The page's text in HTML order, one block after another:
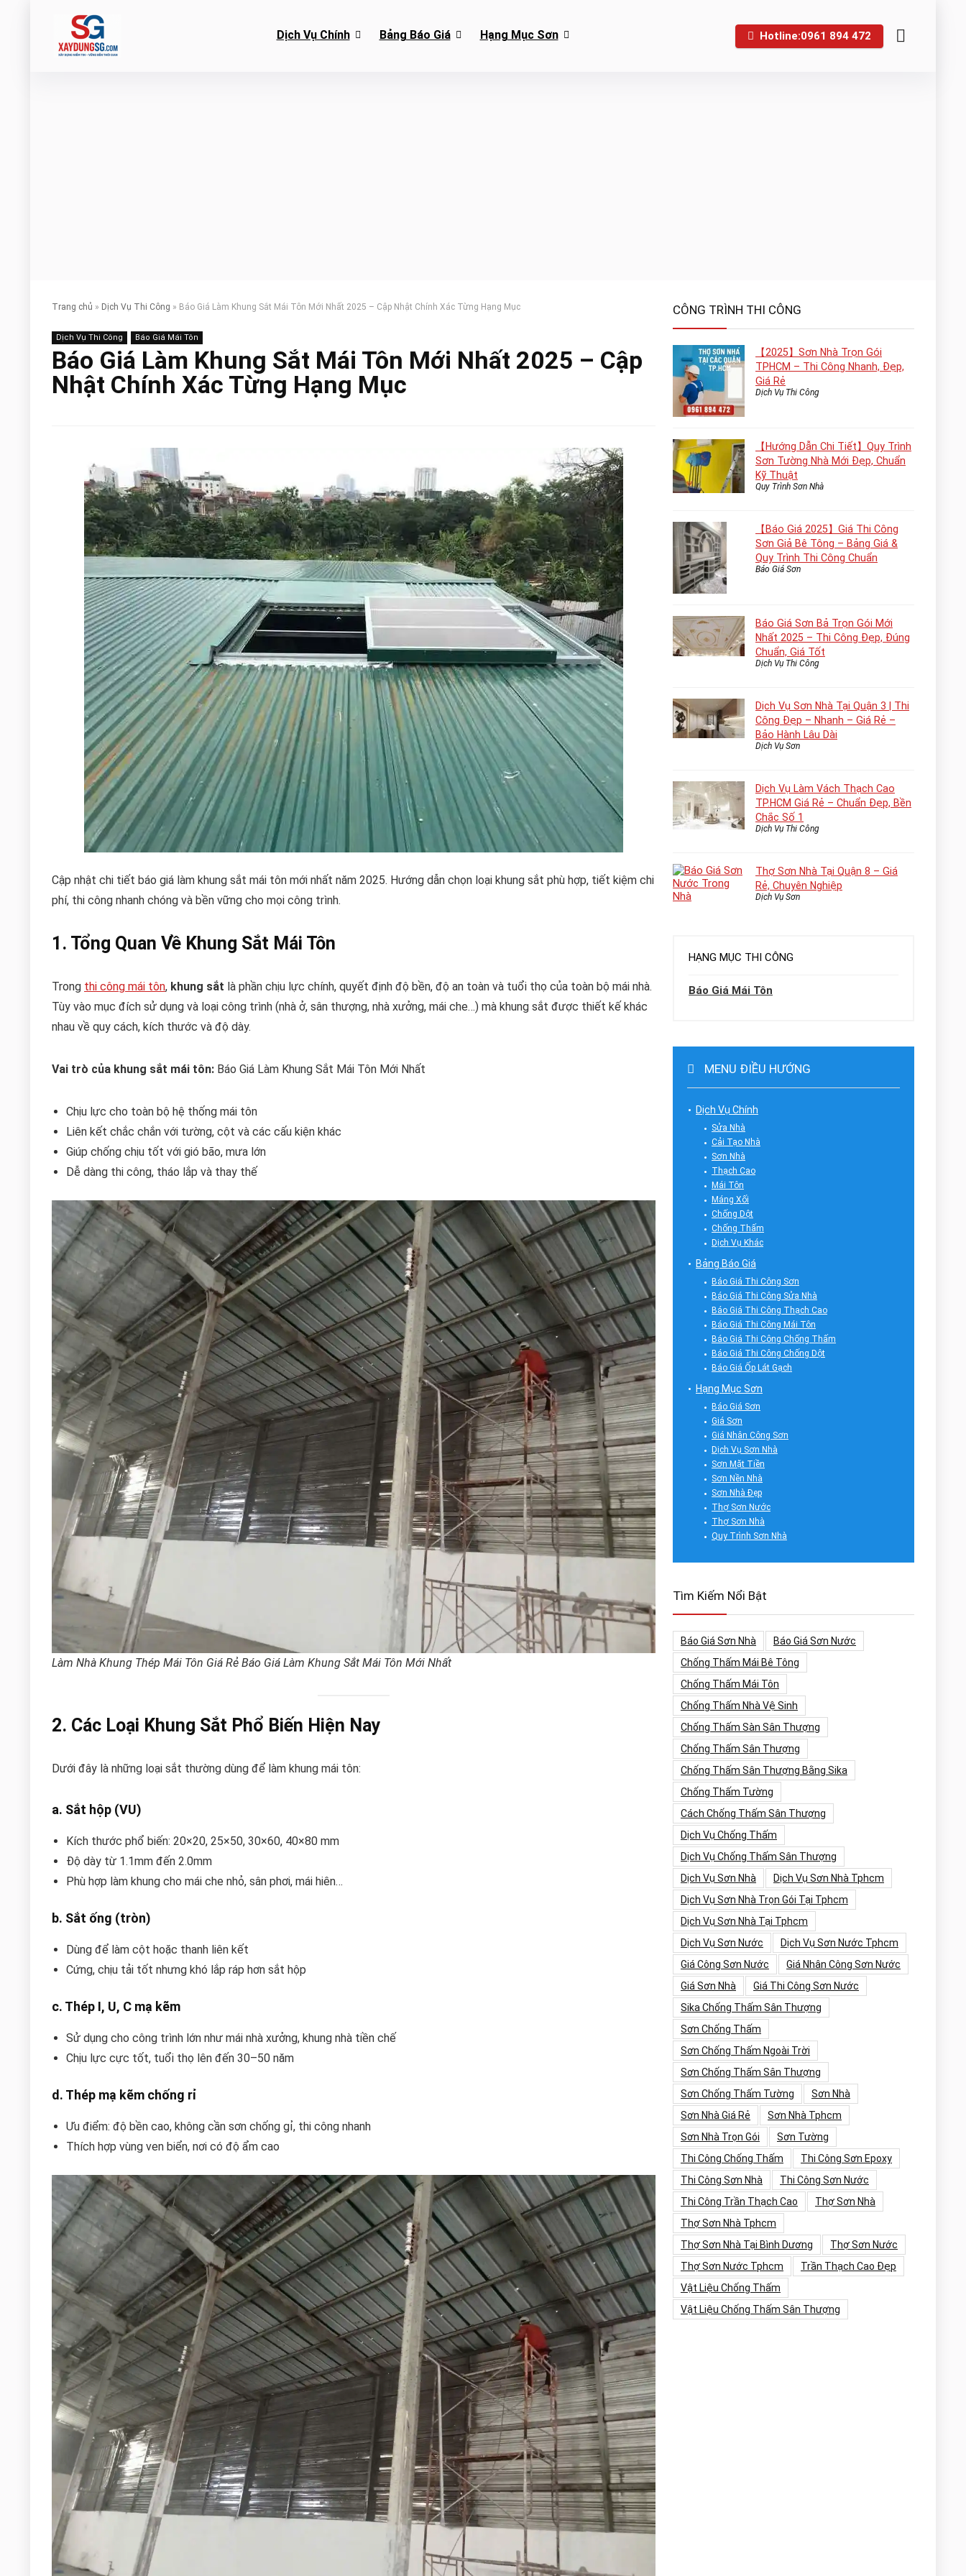
Dịch Vụ Chính Bảng Báo Giá Hạng Mục Sơn Hotline:0961 894 472
Trang chủ » Dịch Vụ Thi Công » Báo Giá Làm Khung Sắt Mái Tôn Mới Nhất 2025 – Cập Nhật Chính Xác Từng Hạng Mục
Dịch Vụ Thi Công Báo Giá Mái Tôn
Báo Giá Làm Khung Sắt Mái Tôn Mới Nhất 2025 – Cập
Nhật Chính Xác Từng Hạng Mục
Cập nhật chi tiết báo giá làm khung sắt mái tôn mới nhất năm 2025. Hướng dẫn chọn loại khung sắt phù hợp, tiết kiệm chi
phí, thi công nhanh chóng và bền vững cho mọi công trình.
1. Tổng Quan Về Khung Sắt Mái Tôn
Trong thi công mái tôn, khung sắt là phần chịu lực chính, quyết định độ bền, độ an toàn và tuổi thọ của toàn bộ mái nhà.
Tùy vào mục đích sử dụng và loại công trình (nhà ở, sân thượng, nhà xưởng, mái che…) mà khung sắt được thiết kế khác
nhau về quy cách, kích thước và độ dày.
Vai trò của khung sắt mái tôn: Báo Giá Làm Khung Sắt Mái Tôn Mới Nhất
Chịu lực cho toàn bộ hệ thống mái tôn
Liên kết chắc chắn với tường, cột và các cấu kiện khác
Giúp chống chịu tốt với gió bão, mưa lớn
Dễ dàng thi công, tháo lắp và thay thế
Làm Nhà Khung Thép Mái Tôn Giá Rẻ Báo Giá Làm Khung Sắt Mái Tôn Mới Nhất
2. Các Loại Khung Sắt Phổ Biến Hiện Nay
Dưới đây là những loại sắt thường dùng để làm khung mái tôn:
a. Sắt hộp (VU)
Kích thước phổ biến: 20×20, 25×50, 30×60, 40×80 mm
Độ dày từ 1.1mm đến 2.0mm
Phù hợp làm khung cho mái che nhỏ, sân phơi, mái hiên…
b. Sắt ống (tròn)
Dùng để làm cột hoặc thanh liên kết
Cứng, chịu tải tốt nhưng khó lắp ráp hơn sắt hộp
c. Thép I, U, C mạ kẽm
Sử dụng cho công trình lớn như mái nhà xưởng, khung nhà tiền chế
Chịu lực cực tốt, tuổi thọ lên đến 30–50 năm
d. Thép mạ kẽm chống rỉ
Ưu điểm: độ bền cao, không cần sơn chống gỉ, thi công nhanh
Thích hợp vùng ven biển, nơi có độ ẩm cao
CÔNG TRÌNH THI CÔNG
【2025】Sơn Nhà Trọn Gói
TPHCM – Thi Công Nhanh, Đẹp,
Giá Rẻ
Dịch Vụ Thi Công
【Hướng Dẫn Chi Tiết】Quy Trình
Sơn Tường Nhà Mới Đẹp, Chuẩn
Kỹ Thuật
Quy Trình Sơn Nhà
【Báo Giá 2025】Giá Thi Công
Sơn Giả Bê Tông – Bảng Giá &
Quy Trình Thi Công Chuẩn
Báo Giá Sơn
Báo Giá Sơn Bả Trọn Gói Mới
Nhất 2025 – Thi Công Đẹp, Đúng
Chuẩn, Giá Tốt
Dịch Vụ Thi Công
Dịch Vụ Sơn Nhà Tại Quận 3 | Thi
Công Đẹp – Nhanh – Giá Rẻ –
Bảo Hành Lâu Dài
Dịch Vụ Sơn
Dịch Vụ Làm Vách Thạch Cao
TP.HCM Giá Rẻ – Chuẩn Đẹp, Bền
Chắc Số 1
Dịch Vụ Thi Công
Thợ Sơn Nhà Tại Quận 8 – Giá
Rẻ, Chuyên Nghiệp
Dịch Vụ Sơn
HẠNG MỤC THI CÔNG
Báo Giá Mái Tôn
MENU ĐIỀU HƯỚNG
Dịch Vụ Chính
Sửa Nhà
Cải Tạo Nhà
Sơn Nhà
Thạch Cao
Mái Tôn
Máng Xối
Chống Dột
Chống Thấm
Dịch Vụ Khác
Bảng Báo Giá
Báo Giá Thi Công Sơn
Báo Giá Thi Công Sửa Nhà
Báo Giá Thi Công Thạch Cao
Báo Giá Thi Công Mái Tôn
Báo Giá Thi Công Chống Thấm
Báo Giá Thi Công Chống Dột
Báo Giá Ốp Lát Gạch
Hạng Mục Sơn
Báo Giá Sơn
Giá Sơn
Giá Nhân Công Sơn
Dịch Vụ Sơn Nhà
Sơn Mặt Tiền
Sơn Nền Nhà
Sơn Nhà Đẹp
Thợ Sơn Nước
Thợ Sơn Nhà
Quy Trình Sơn Nhà
Tìm Kiếm Nổi Bật
Báo Giá Sơn Nhà
Báo Giá Sơn Nước
Chống Thấm Mái Bê Tông
Chống Thấm Mái Tôn
Chống Thấm Nhà Vệ Sinh
Chống Thấm Sàn Sân Thượng
Chống Thấm Sân Thượng
Chống Thấm Sân Thượng Bằng Sika
Chống Thấm Tường
Cách Chống Thấm Sân Thượng
Dịch Vụ Chống Thấm
Dịch Vụ Chống Thấm Sân Thượng
Dịch Vụ Sơn Nhà
Dịch Vụ Sơn Nhà Tphcm
Dịch Vụ Sơn Nhà Trọn Gói Tại Tphcm
Dịch Vụ Sơn Nhà Tại Tphcm
Dịch Vụ Sơn Nước
Dịch Vụ Sơn Nước Tphcm
Giá Công Sơn Nước
Giá Nhân Công Sơn Nước
Giá Sơn Nhà
Giá Thi Công Sơn Nước
Sika Chống Thấm Sân Thượng
Sơn Chống Thấm
Sơn Chống Thấm Ngoài Trời
Sơn Chống Thấm Sân Thượng
Sơn Chống Thấm Tường
Sơn Nhà
Sơn Nhà Giá Rẻ
Sơn Nhà Tphcm
Sơn Nhà Trọn Gói
Sơn Tường
Thi Công Chống Thấm
Thi Công Sơn Epoxy
Thi Công Sơn Nhà
Thi Công Sơn Nước
Thi Công Trần Thạch Cao
Thợ Sơn Nhà
Thợ Sơn Nhà Tphcm
Thợ Sơn Nhà Tại Bình Dương
Thợ Sơn Nước
Thợ Sơn Nước Tphcm
Trần Thạch Cao Đẹp
Vật Liệu Chống Thấm
Vật Liệu Chống Thấm Sân Thượng